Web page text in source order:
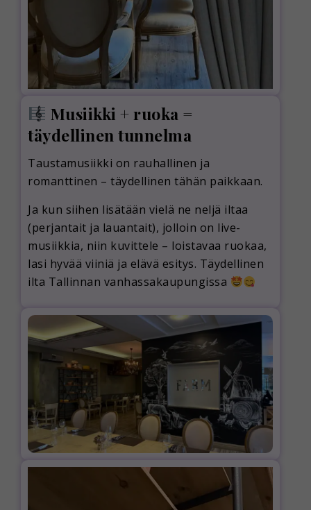
Musiikki + ruoka =
täydellinen tunnelma
Taustamusiikki on rauhallinen ja
romanttinen – täydellinen tähän paikkaan.
Ja kun siihen lisätään vielä ne neljä iltaa
(perjantait ja lauantait), jolloin on live-
musiikkia, niin kuvittele – loistavaa ruokaa,
lasi hyvää viiniä ja elävä esitys. Täydellinen
ilta Tallinnan vanhassakaupungissa